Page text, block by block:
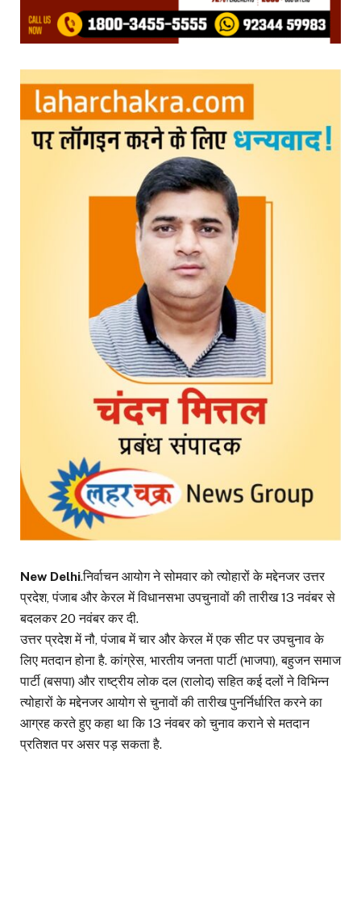
New Delhi.निर्वाचन आयोग ने सोमवार को त्योहारों के मद्देनजर उत्तर
प्रदेश, पंजाब और केरल में विधानसभा उपचुनावों की तारीख 13 नवंबर से
बदलकर 20 नवंबर कर दी.
उत्तर प्रदेश में नौ, पंजाब में चार और केरल में एक सीट पर उपचुनाव के
लिए मतदान होना है. कांग्रेस, भारतीय जनता पार्टी (भाजपा), बहुजन समाज
पार्टी (बसपा) और राष्ट्रीय लोक दल (रालोद) सहित कई दलों ने विभिन्न
त्योहारों के मद्देनजर आयोग से चुनावों की तारीख पुनर्निर्धारित करने का
आग्रह करते हुए कहा था कि 13 नंवबर को चुनाव कराने से मतदान
प्रतिशत पर असर पड़ सकता है.